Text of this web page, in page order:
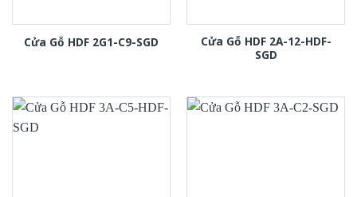
Cửa Gỗ HDF 2G1-C9-SGD
Cửa Gỗ HDF 2A-12-HDF-
SGD